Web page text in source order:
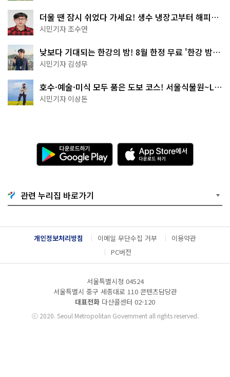
더울 땐 잠시 쉬었다 가세요! 생수 냉장고부터 해피소
·무더위쉼터까지
시민기자 조수연
낮보다 기대되는 한강의 밤! 8월 한정 무료 '한강 밤
핑' 예약은?
시민기자 김성무
호수·예술·미식 모두 품은 도보 코스! 서울식물원~LG
아트센터~마곡테라스거리
시민기자 이상돈
다
운
로
기
G
o
g
l
e
l
A
p
p
e
서
다
운
드
관련 누리집 바로가기
개인정보처리방침 이메일 무단수집 거부
이용약관
PC버전
서울특별시청 04524
서울특별시 중구 세종대로 110 콘텐츠담당관
대표전화 다산콜센터 02-120
ⓒ2020. Seoul Metropolitan Government all rights reserved.